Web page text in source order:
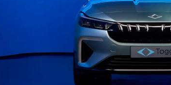
Giresun
Gümüşhane
Hakkari
Hatay